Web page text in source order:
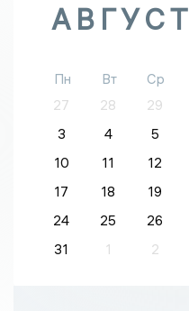
АВГУСТ
Пн Вт Ср
27
28 29
3
4 5
10
11 12
17
18 19
24
25 26
31
1 2